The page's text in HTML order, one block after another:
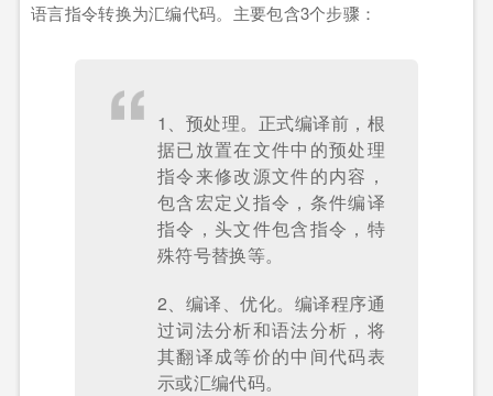
语言指令转换为汇编代码。主要包含3个步骤：
1、预处理。正式编译前，根
据已放置在文件中的预处理
指令来修改源文件的内容，
包含宏定义指令，条件编译
指令，头文件包含指令，特
殊符号替换等。
2、编译、优化。编译程序通
过词法分析和语法分析，将
其翻译成等价的中间代码表
示或汇编代码。